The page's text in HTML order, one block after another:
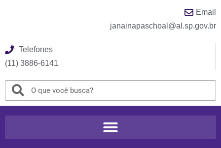
Email
janainapaschoal@al.sp.gov.br
Telefones
(11) 3886-6141